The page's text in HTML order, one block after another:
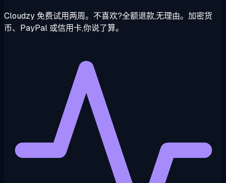
Cloudzy 免费试用两周。不喜欢?全额退款,无理由。加密货
币、PayPal 或信用卡,你说了算。